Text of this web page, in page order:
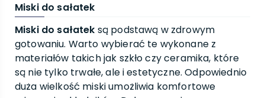
Miski do sałatek
Miski do sałatek są podstawą w zdrowym
gotowaniu. Warto wybierać te wykonane z
materiałów takich jak szkło czy ceramika, które
są nie tylko trwałe, ale i estetyczne. Odpowiednio
duża wielkość miski umożliwia komfortowe